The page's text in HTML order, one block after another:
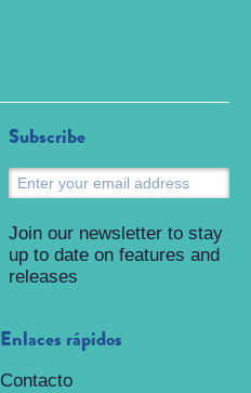
Enlaces rápidos
Contacto
Subscribe
Join our newsletter to stay
up to date on features and
releases